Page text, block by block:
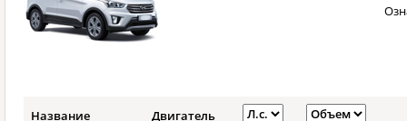
Название
Двигатель